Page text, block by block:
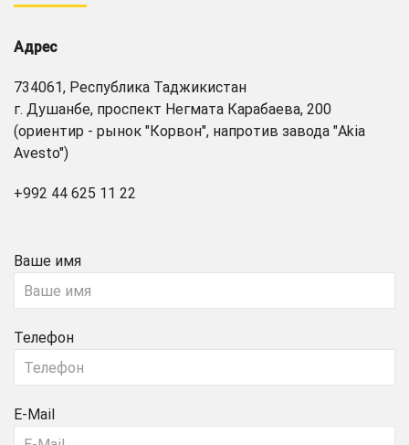
Адрес
734061, Республика Таджикистан
г. Душанбе, проспект Негмата Карабаева, 200
(ориентир - рынок "Корвон", напротив завода "Akia
Avesto")
+992 44 625 11 22
Ваше имя
Телефон
E-Mail